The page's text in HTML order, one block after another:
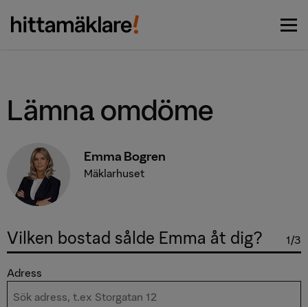
Vi matchar dig med de bästa
mäklarna
Lämna omdöme
Emma Bogren
Mäklarhuset
Vilken bostad sålde Emma åt dig? 1/3
Adress